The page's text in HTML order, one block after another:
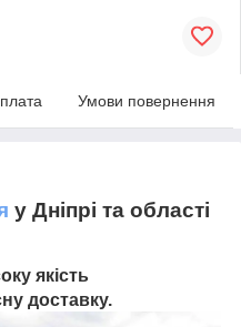
Умови повернення
у Дніпрі та області
якість
доставку.